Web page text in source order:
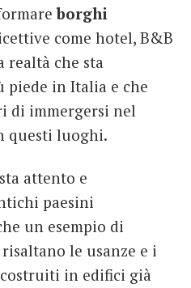
borghi
come hotel, B&B
realtà che sta
piede in Italia e che
di immergersi nel
questi luoghi.
attento e
paesini
un esempio di
le usanze e i
in edifici già